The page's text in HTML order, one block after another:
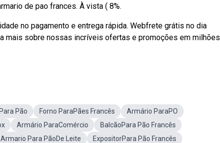
de pao frances. À vista ( 8%.
no pagamento e entrega rápida. Webfrete grátis no dia
mais sobre nossas incríveis ofertas e promoções em milhões
Pão Forno ParaPães Francês
Armário ParaPO
Armário ParaComércio
BalcãoPara Pão Francês
Armario Para PãoDe Leite
ExpositorPara Pão Francês